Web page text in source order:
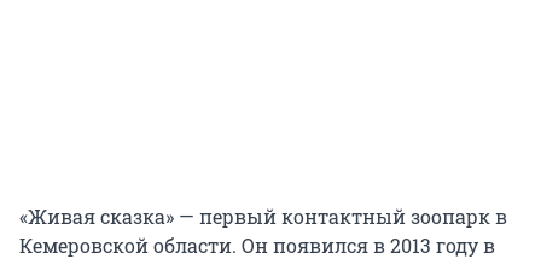
«Живая сказка» — первый контактный зоопарк в
Кемеровской области. Он появился в 2013 году в